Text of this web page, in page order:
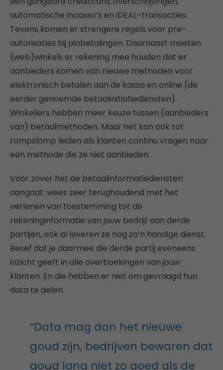
automatische incasso’s en iDEAL-transacties.
Tevens komen er strengere regels voor pre-
autorisaties bij pinbetalingen. Daarnaast moeten
(web)winkels er rekening mee houden dat er
aanbieders komen van nieuwe methoden voor
elektronisch betalen aan de kassa en online (de
eerder genoemde betaalinitiatiediensten).
Winkeliers hebben meer keuze tussen (aanbieders
van) betaalmethoden. Maar het kan ook tot
rompslomp leiden als klanten continu vragen naar
een methode die ze niet aanbieden.
Voor zover het de betaalinformatiediensten
aangaat: wees zeer terughoudend met het
verlenen van toestemming tot de
rekeninginformatie van jouw bedrijf aan derde
partijen, ook al leveren ze nog zo’n handige dienst.
Besef dat je daarmee die derde partij eveneens
inzicht geeft in alle overboekingen van jouw
klanten. En die hebben er niet om gevraagd hun
data te delen.
“Data mag dan het nieuwe
goud zijn, bedrijven bewaren dat
goud lang niet zo goed als de